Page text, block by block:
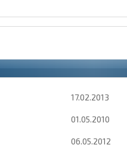
17.02.2013
01.05.2010
06.05.2012